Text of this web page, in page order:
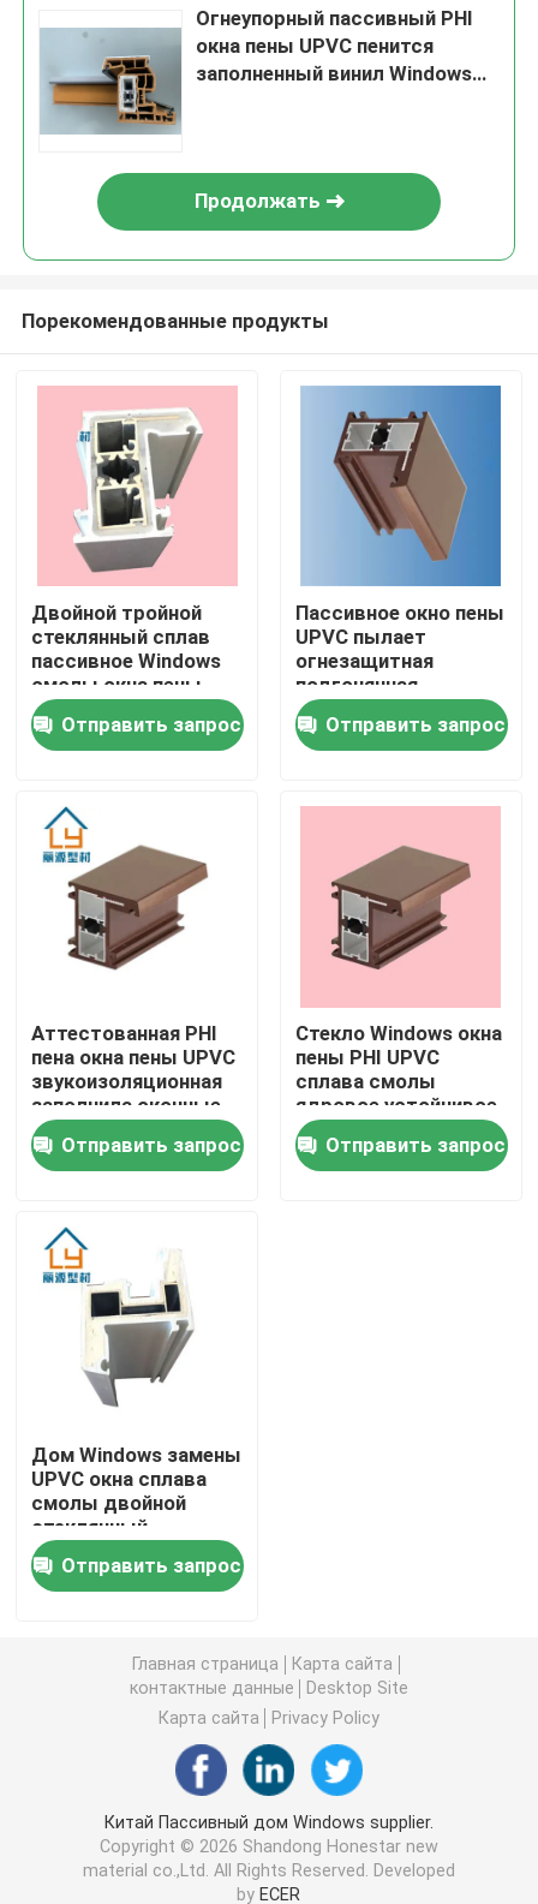
Дом
Продукты
видео
О нас
Путешествие фабрики
Проверка качества
Свяжитесь мы
Профили двери UPVC
Профили окна UPVC
окно окна upvc
окно upvc сползая
Дверь UPVC французская
Раздвижная дверь UPVC
Окно термального перерыва алюминиевое
Двери термального перерыва алюминиевые
Огнеупорный пассивный PHI
окна пены UPVC пенится
заполненный винил Windows
Продолжать
Порекомендованные продукты
Двойной тройной
стеклянный сплав
пассивное Windows
смолы окна пены
UPVC и двери
Отправить запрос
Пассивное окно пены
UPVC пылает
огнезащитная
подгонянная
изоляция жары
Отправить запрос
Аттестованная PHI
пена окна пены UPVC
звукоизоляционная
заполнила оконные
рамы
Отправить запрос
Стекло Windows окна
пены PHI UPVC
сплава смолы
ядровое устойчивое
тройное
Отправить запрос
Дом Windows замены
UPVC окна сплава
смолы двойной
стеклянный
пассивный
Отправить запрос
Главная страница
Карта сайта
контактные данные
Desktop Site
Карта сайта
Privacy Policy
Китай Пассивный дом Windows supplier.
Copyright © 2026 Shandong Honestar new
material co.,Ltd. All Rights Reserved. Developed
by ECER